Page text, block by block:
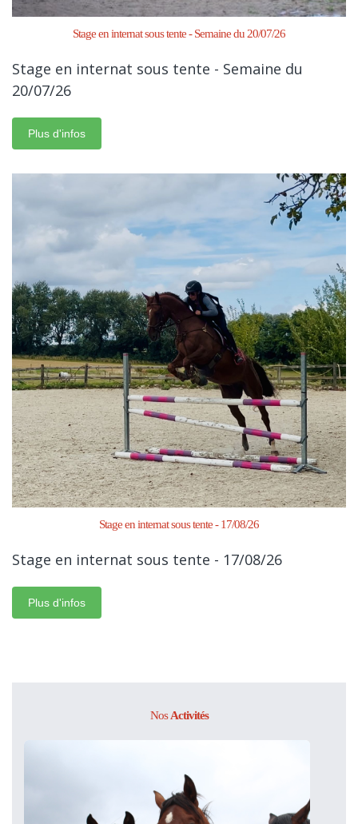
Stage en internat sous tente - Semaine du 20/07/26
Stage en internat sous tente - Semaine du
20/07/26
Plus d'infos
Stage en internat sous tente - 17/08/26
Stage en internat sous tente - 17/08/26
Plus d'infos
NosActivités